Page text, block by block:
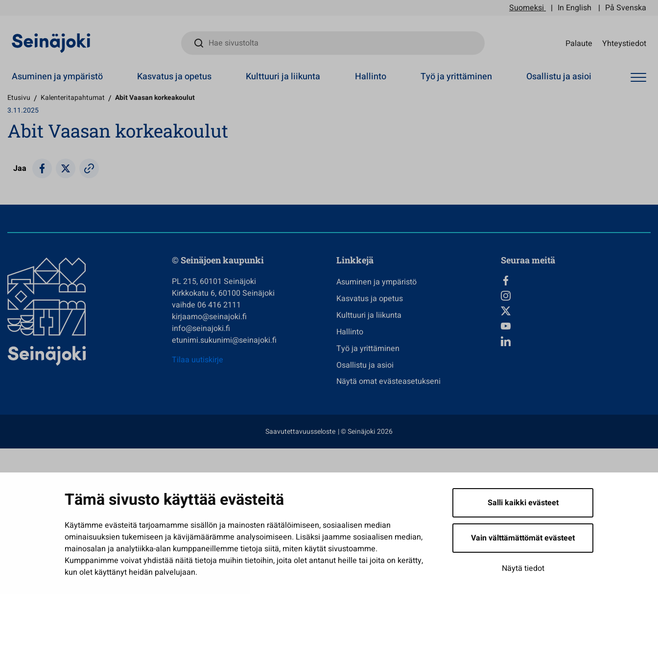
Tämä sivusto käyttää evästeitä
Käytämme evästeitä tarjoamamme sisällön ja mainosten räätälöimiseen, sosiaalisen median
ominaisuuksien tukemiseen ja kävijämäärämme analysoimiseen. Lisäksi jaamme sosiaalisen median,
mainosalan ja analytiikka-alan kumppaneillemme tietoja siitä, miten käytät sivustoamme.
Kumppanimme voivat yhdistää näitä tietoja muihin tietoihin, joita olet antanut heille tai joita on kerätty,
kun olet käyttänyt heidän palvelujaan.
Salli kaikki evästeet
Vain välttämättömät evästeet
Näytä tiedot
Suomeksi In English På Svenska
Hae sivustolta
Palaute Yhteystiedot
Asuminen ja ympäristö Kasvatus ja opetus Kulttuuri ja liikunta Hallinto Työ ja yrittäminen Osallistu ja asioi
Etusivu / Kalenteritapahtumat / Abit Vaasan korkeakoulut
3.11.2025
Abit Vaasan korkeakoulut
Jaa
© Seinäjoen kaupunki
PL 215, 60101 Seinäjoki
Kirkkokatu 6, 60100 Seinäjoki
vaihde 06 416 2111
kirjaamo@seinajoki.fi
info@seinajoki.fi
etunimi.sukunimi@seinajoki.fi
Tilaa uutiskirje
Linkkejä
Asuminen ja ympäristö
Kasvatus ja opetus
Kulttuuri ja liikunta
Hallinto
Työ ja yrittäminen
Osallistu ja asioi
Näytä omat evästeasetukseni
Seuraa meitä
Saavutettavuusseloste | © Seinäjoki 2026